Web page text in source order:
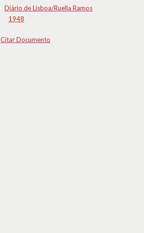
Diário de Lisboa/Ruella Ramos
1948
Citar Documento